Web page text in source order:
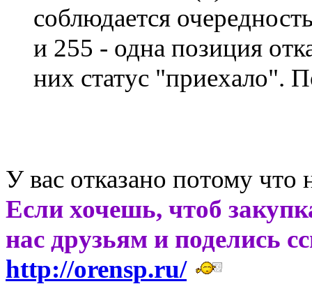
соблюдается
и 255 - одна позиция
них статус "приехало".
У вас отказано потому что
Если хочешь, чтоб
нас друзьям и поделись
http://orensp.ru/